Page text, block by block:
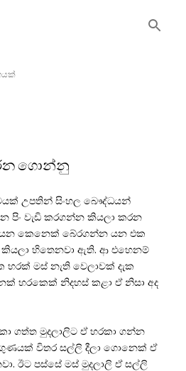
ගොන්නු
උපතින් සිංහල බෞද්ධයන්
පිං වැඩි කරගන්න කියලා කරන
යන කෙනෙක් බේරගන්න යන එක
‍හිතෙනවා ඇති. ආ එහෙනම්
මස් නැති වෙලාවක් දැක
හ‍රකෙක් නිදහස් කළා ඒ නිසා අද
ගත්ත මුදලාලිට ඒ හරකා ගන්න
ගුණයක් විතර සල්ලි දීලා ගොනෙක් ඒ
ඊට පස්සේ මස් මුදලාලි ඒ සල්ලි